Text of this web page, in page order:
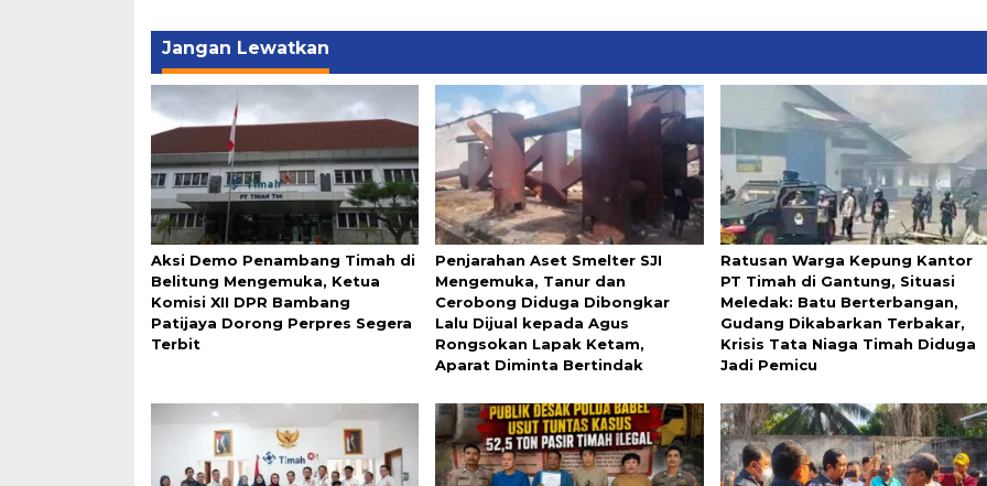
Jangan Lewatkan
Aksi Demo Penambang Timah di
Belitung Mengemuka, Ketua
Komisi XII DPR Bambang
Patijaya Dorong Perpres Segera
Terbit
Penjarahan Aset Smelter SJI
Mengemuka, Tanur dan
Cerobong Diduga Dibongkar
Lalu Dijual kepada Agus
Rongsokan Lapak Ketam,
Aparat Diminta Bertindak
Ratusan Warga Kepung Kantor
PT Timah di Gantung, Situasi
Meledak: Batu Berterbangan,
Gudang Dikabarkan Terbakar,
Krisis Tata Niaga Timah Diduga
Jadi Pemicu